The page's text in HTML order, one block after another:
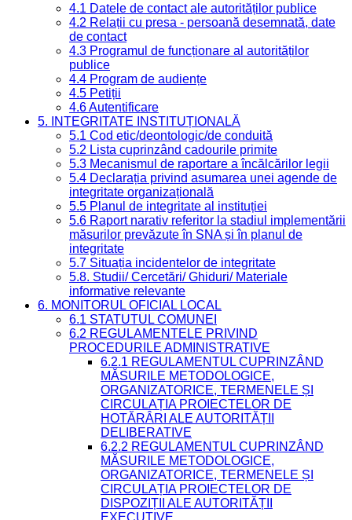
4.1 Datele de contact ale autorităților publice
4.2 Relații cu presa - persoană desemnată, date
de contact
4.3 Programul de funcționare al autorităților
publice
4.4 Program de audiențe
4.5 Petiții
4.6 Autentificare
5. INTEGRITATE INSTITUȚIONALĂ
5.1 Cod etic/deontologic/de conduită
5.2 Lista cuprinzând cadourile primite
5.3 Mecanismul de raportare a încălcărilor legii
5.4 Declarația privind asumarea unei agende de
integritate organizațională
5.5 Planul de integritate al instituției
5.6 Raport narativ referitor la stadiul implementării
măsurilor prevăzute în SNA și în planul de
integritate
5.7 Situația incidentelor de integritate
5.8. Studii/ Cercetări/ Ghiduri/ Materiale
informative relevante
6. MONITORUL OFICIAL LOCAL
6.1 STATUTUL COMUNEI
6.2 REGULAMENTELE PRIVIND
PROCEDURILE ADMINISTRATIVE
6.2.1 REGULAMENTUL CUPRINZÂND
MĂSURILE METODOLOGICE,
ORGANIZATORICE, TERMENELE ȘI
CIRCULAȚIA PROIECTELOR DE
HOTĂRÂRI ALE AUTORITĂȚII
DELIBERATIVE
6.2.2 REGULAMENTUL CUPRINZÂND
MĂSURILE METODOLOGICE,
ORGANIZATORICE, TERMENELE ȘI
CIRCULAȚIA PROIECTELOR DE
DISPOZIȚII ALE AUTORITĂȚII
EXECUTIVE